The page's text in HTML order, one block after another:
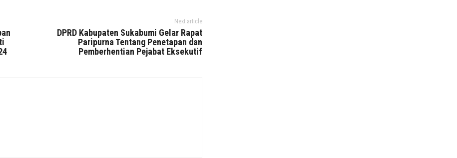
Next article
DPRD Kabupaten Sukabumi Gelar Rapat
Paripurna Tentang Penetapan dan
Pemberhentian Pejabat Eksekutif